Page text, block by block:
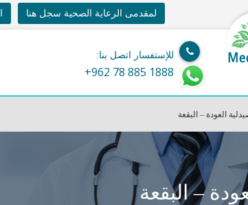
لمقدمى الرعاية الصحية سجل هنا
للإستفسار اتصل بنا:
+962 78 885 1888
العودة – البقعة
– البقعة